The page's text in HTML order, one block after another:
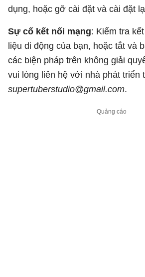
dụng, hoặc gỡ cài đặt và cài đặt
Sự cố kết nối mạng: Kiểm tra
liệu di động của bạn, hoặc tắt và
các biện pháp trên không giải
vui lòng liên hệ với nhà phát triển
supertuberstudio@gmail.com.